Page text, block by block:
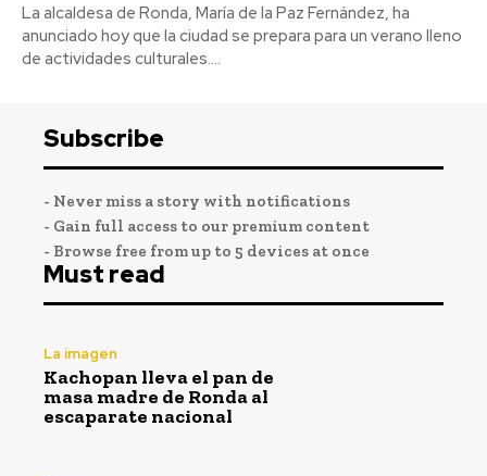
La alcaldesa de Ronda, María de la Paz Fernández, ha
anunciado hoy que la ciudad se prepara para un verano lleno
de actividades culturales....
Subscribe
- Never miss a story with notifications
- Gain full access to our premium content
- Browse free from up to 5 devices at once
Must read
La imagen
Kachopan lleva el pan de
masa madre de Ronda al
escaparate nacional